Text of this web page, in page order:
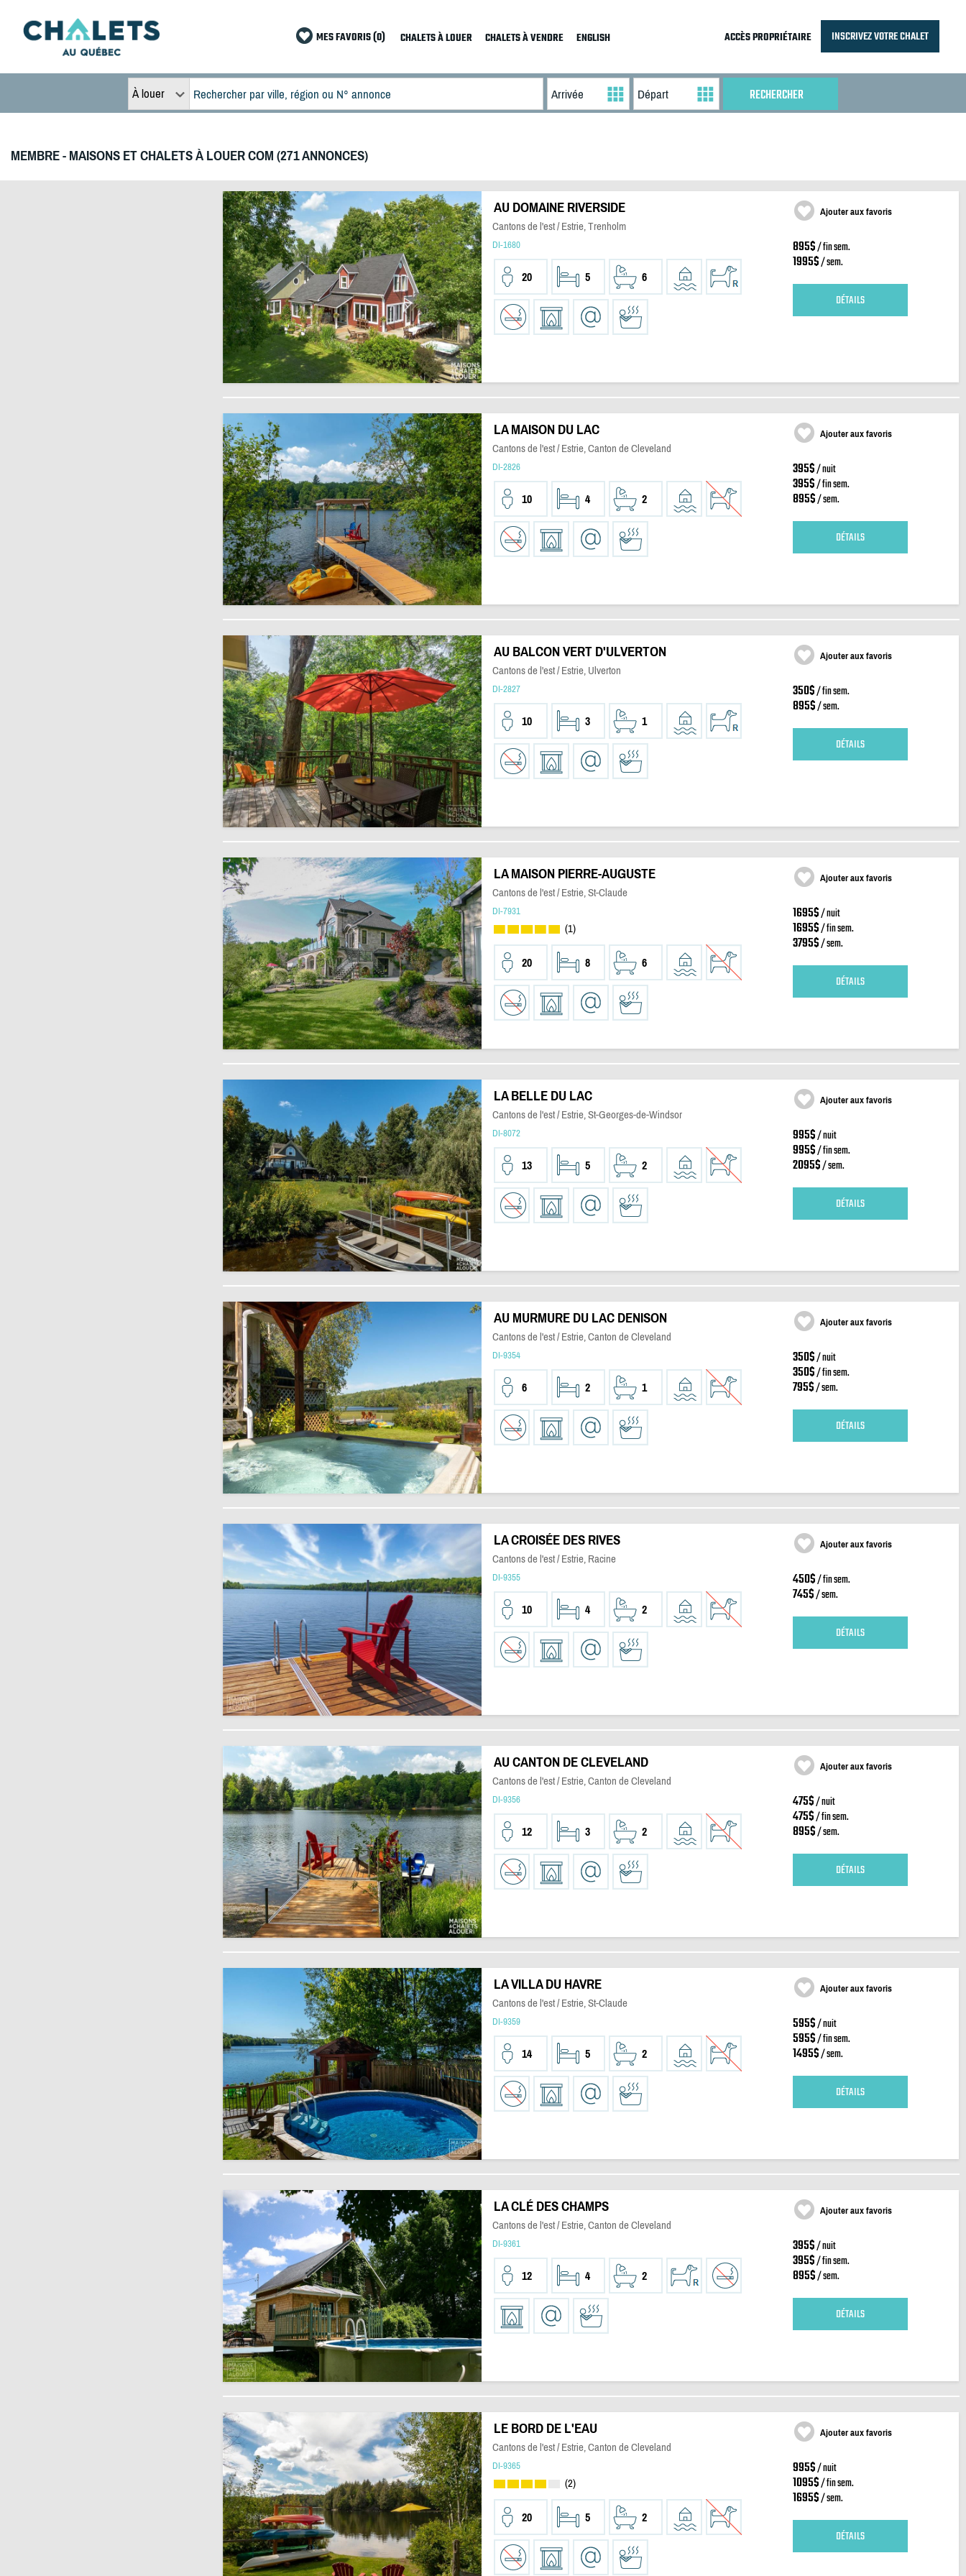
MES FAVORIS (0) CHALETS À LOUER CHALETS À VENDRE ENGLISH ACCÈS PROPRIÉTAIRE INSCRIVEZ VOTRE CHALET
À louer
MEMBRE - MAISONS ET CHALETS À LOUER COM (271 ANNONCES)
AU DOMAINE RIVERSIDE
Cantons de l'est / Estrie, Trenholm
DI-1680
20 5 6
Ajouter aux favoris
895$/ fin sem.
1995$/ sem.
DÉTAILS
LA MAISON DU LAC
Cantons de l'est / Estrie, Canton de Cleveland
DI-2826
10 4 2
Ajouter aux favoris
395$/ nuit
395$/ fin sem.
895$/ sem.
DÉTAILS
AU BALCON VERT D'ULVERTON
Cantons de l'est / Estrie, Ulverton
DI-2827
10 3 1
Ajouter aux favoris
350$/ fin sem.
895$/ sem.
DÉTAILS
LA MAISON PIERRE-AUGUSTE
Cantons de l'est / Estrie, St-Claude
DI-7931
(1)
20 8 6
Ajouter aux favoris
1695$/ nuit
1695$/ fin sem.
3795$/ sem.
DÉTAILS
LA BELLE DU LAC
Cantons de l'est / Estrie, St-Georges-de-Windsor
DI-8072
13 5 2
Ajouter aux favoris
995$/ nuit
995$/ fin sem.
2095$/ sem.
DÉTAILS
AU MURMURE DU LAC DENISON
Cantons de l'est / Estrie, Canton de Cleveland
DI-9354
6 2 1
Ajouter aux favoris
350$/ nuit
350$/ fin sem.
795$/ sem.
DÉTAILS
LA CROISÉE DES RIVES
Cantons de l'est / Estrie, Racine
DI-9355
10 4 2
Ajouter aux favoris
450$/ fin sem.
745$/ sem.
DÉTAILS
AU CANTON DE CLEVELAND
Cantons de l'est / Estrie, Canton de Cleveland
DI-9356
12 3 2
Ajouter aux favoris
475$/ nuit
475$/ fin sem.
895$/ sem.
DÉTAILS
LA VILLA DU HAVRE
Cantons de l'est / Estrie, St-Claude
DI-9359
14 5 2
Ajouter aux favoris
595$/ nuit
595$/ fin sem.
1495$/ sem.
DÉTAILS
LA CLÉ DES CHAMPS
Cantons de l'est / Estrie, Canton de Cleveland
DI-9361
12 4 2
Ajouter aux favoris
395$/ nuit
395$/ fin sem.
895$/ sem.
DÉTAILS
LE BORD DE L'EAU
Cantons de l'est / Estrie, Canton de Cleveland
DI-9365
(2)
20 5 2
Ajouter aux favoris
995$/ nuit
1095$/ fin sem.
1695$/ sem.
DÉTAILS